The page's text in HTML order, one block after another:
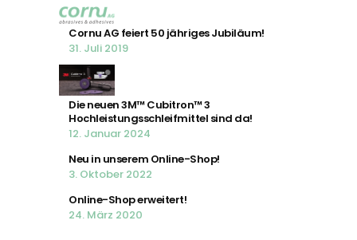
Cornu AG feiert 50 jähriges Jubiläum!
31. Juli 2019
Die neuen 3M™ Cubitron™ 3
Hochleistungsschleifmittel sind da!
12. Januar 2024
Neu in unserem Online-Shop!
3. Oktober 2022
Online-Shop erweitert!
24. März 2020